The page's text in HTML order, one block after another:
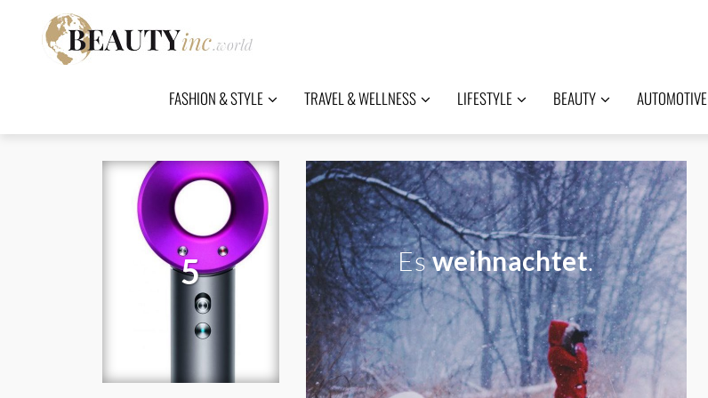
FASHION & STYLE TRAVEL & WELLNESS LIFESTYLE BEAUTY AUTOMOTIVE
5 Esweihnachtet.